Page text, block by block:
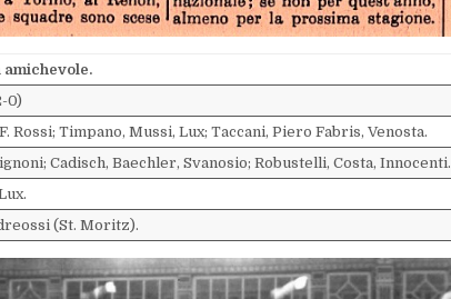
amichevole.
0)
Rossi; Timpano, Mussi, Lux; Taccani, Piero Fabris, Venosta.
Cadisch, Baechler, Svanosio; Robustelli, Costa, Innocenti.
(St. Moritz).